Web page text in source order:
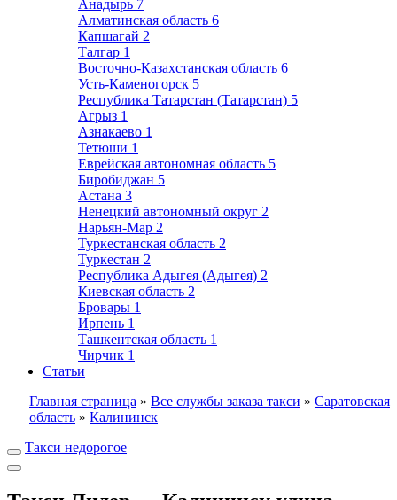
Анадырь 7
Алматинская область 6
Капшагай 2
Талгар 1
Восточно-Казахстанская область 6
Усть-Каменогорск 5
Республика Татарстан (Татарстан) 5
Агрыз 1
Азнакаево 1
Тетюши 1
Еврейская автономная область 5
Биробиджан 5
Астана 3
Ненецкий автономный округ 2
Нарьян-Мар 2
Туркестанская область 2
Туркестан 2
Республика Адыгея (Адыгея) 2
Киевская область 2
Бровары 1
Ирпень 1
Ташкентская область 1
Чирчик 1
Статьи
Главная страница » Все службы заказа такси » Саратовская
область » Калининск
Такси недорогое